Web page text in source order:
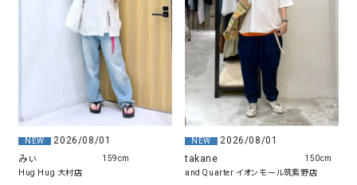
NEW
2026/08/01
みぃ
Hug Hug 大村店
159cm
NEW
2026/08/01
takane
and Quarter イオンモール筑紫野店
150cm